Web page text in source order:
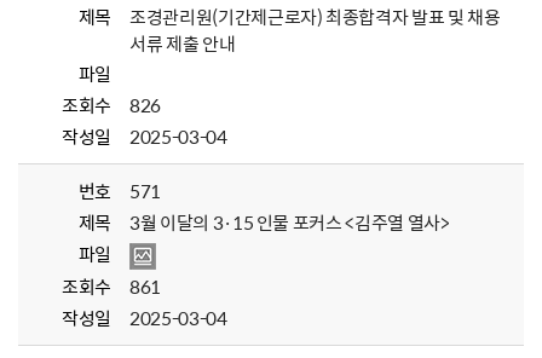
제목
조경관리원(기간제근로자) 최종합격자 발표 및 채용
서류 제출 안내
파일
조회수
826
작성일
2025-03-04
번호
571
제목
3월 이달의 3·15 인물 포커스 <김주열 열사>
파일
조회수
861
작성일
2025-03-04